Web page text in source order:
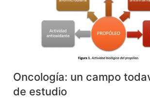
Oncología: un campo
de estudio